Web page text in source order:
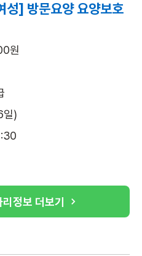
] 방문요양 요양보호
원
일)
리정보 더보기